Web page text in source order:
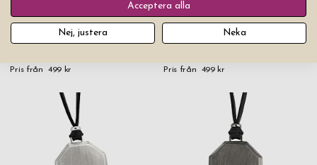
Halsband Inori Devotion
Black
Pris från 499 kr
Halsband Inori Pipeline Steel
Pris från 499 kr
Acceptera alla
Nej, justera Neka